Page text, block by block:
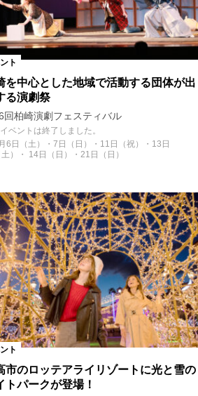
ト
を中心とした地域で活動する団体が出
る演劇祭
回柏崎演劇フェスティバル
ベントは終了しました。
6日（土）・7日（日）・11日（祝）・13日
）・ 14日（日）・21日（日）
ト
市のロッテアライリゾートに光と雪の
トパークが登場！